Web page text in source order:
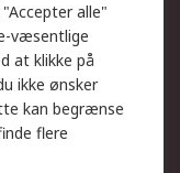
ordre
alle"
væsentlige
at klikke på
ikke ønsker
kan begrænse
flere